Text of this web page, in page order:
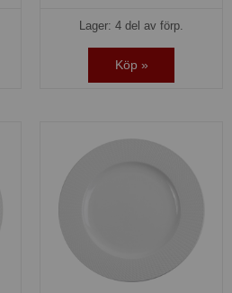
Lager: 4 del av förp.
Köp »